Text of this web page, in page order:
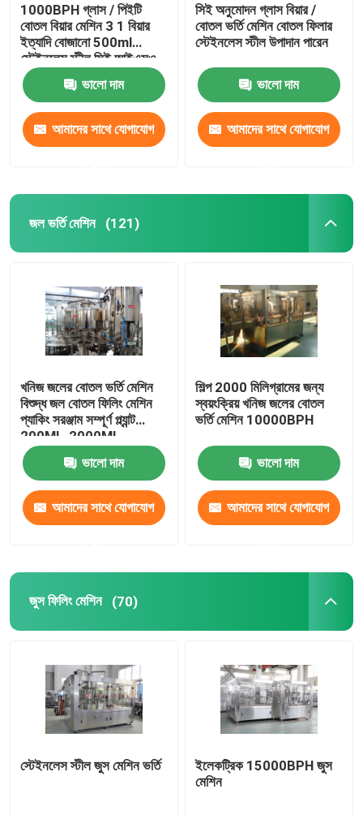
1000BPH গ্লাস / পিইটি
বোতল বিয়ার মেশিন 3 1 বিয়ার
ইত্যাদি বোজানো 500ml
স্টেইনলেস স্টীল সিই আইএসও
ইন
ভালো দাম
আমাদের সাথে যোগাযোগ
সিই অনুমোদন গ্লাস বিয়ার /
বোতল ভর্তি মেশিন বোতল ফিলার
স্টেইনলেস স্টীল উপাদান পারেন
ভালো দাম
আমাদের সাথে যোগাযোগ
জল ভর্তি মেশিন (121)
খনিজ জলের বোতল ভর্তি মেশিন
বিশুদ্ধ জল বোতল ফিলিং মেশিন
প্যাকিং সরঞ্জাম সম্পূর্ণ প্ল্যান্ট
200ML-2000ML
ভালো দাম
আমাদের সাথে যোগাযোগ
শিল্প 2000 মিলিগ্রামের জন্য
স্বয়ংক্রিয় খনিজ জলের বোতল
ভর্তি মেশিন 10000BPH
ভালো দাম
আমাদের সাথে যোগাযোগ
জুস ফিলিং মেশিন (70)
স্টেইনলেস স্টীল জুস মেশিন ভর্তি
ইলেকট্রিক 15000BPH জুস
মেশিন